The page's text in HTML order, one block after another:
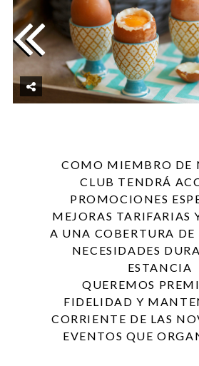
COMO MIEMBRO DE
CLUB TENDRÁ
PROMOCIONES
MEJORAS TARIFARIAS
A UNA COBERTURA DE
NECESIDADES
ESTANCIA
QUEREMOS
FIDELIDAD Y
CORRIENTE DE LAS
EVENTOS QUE